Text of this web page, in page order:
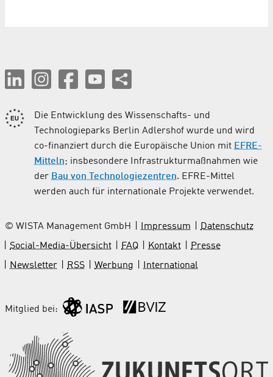
Die Entwicklung des Wissenschafts- und
Technologieparks Berlin Adlershof wurde und wird
co-finanziert durch die Europäische Union mit EFRE-
Mitteln; insbesondere Infrastrukturmaßnahmen wie
der Bau von Technologiezentren. EFRE-Mittel
werden auch für internationale Projekte verwendet.
© WISTA Management GmbH Impressum
Datenschutz
Social-Media-Übersicht
FAQ Kontakt
Presse
Newsletter
RSS Werbung International
Mitglied bei: